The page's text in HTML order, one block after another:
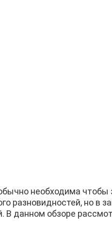
необходима чтобы
разновидностей, но в
данном обзоре